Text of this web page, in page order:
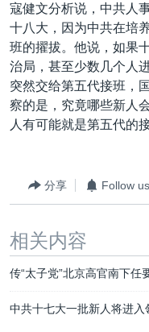
寇健文分析说，中共人
十八大，因为中共在培
班的擢拔。他说，如果
治局，甚至少数几个人
突然交给第五代接班，
察的是，究竟哪些新人
人有可能就是第五代的
分享 Follow us
相关内容
传“太子党”北京高官南下任
中共十七大一批新人将进入